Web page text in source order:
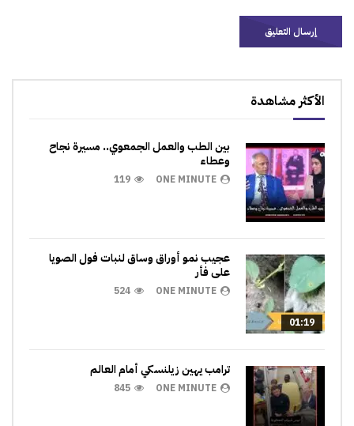
الأكثر مشاهدة
بين الطب والعمل الجمعوي.. مسيرة نجاح
وعطاء
ONE MINUTE
119
01:19
عجيب نمو أوراق وساق لنبات فول الصويا
على فأر
ONE MINUTE
524
ترامب يهين زيلنسكي أمام العالم
ONE MINUTE
845